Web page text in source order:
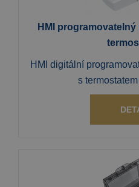
HMI
HMI digitální
s